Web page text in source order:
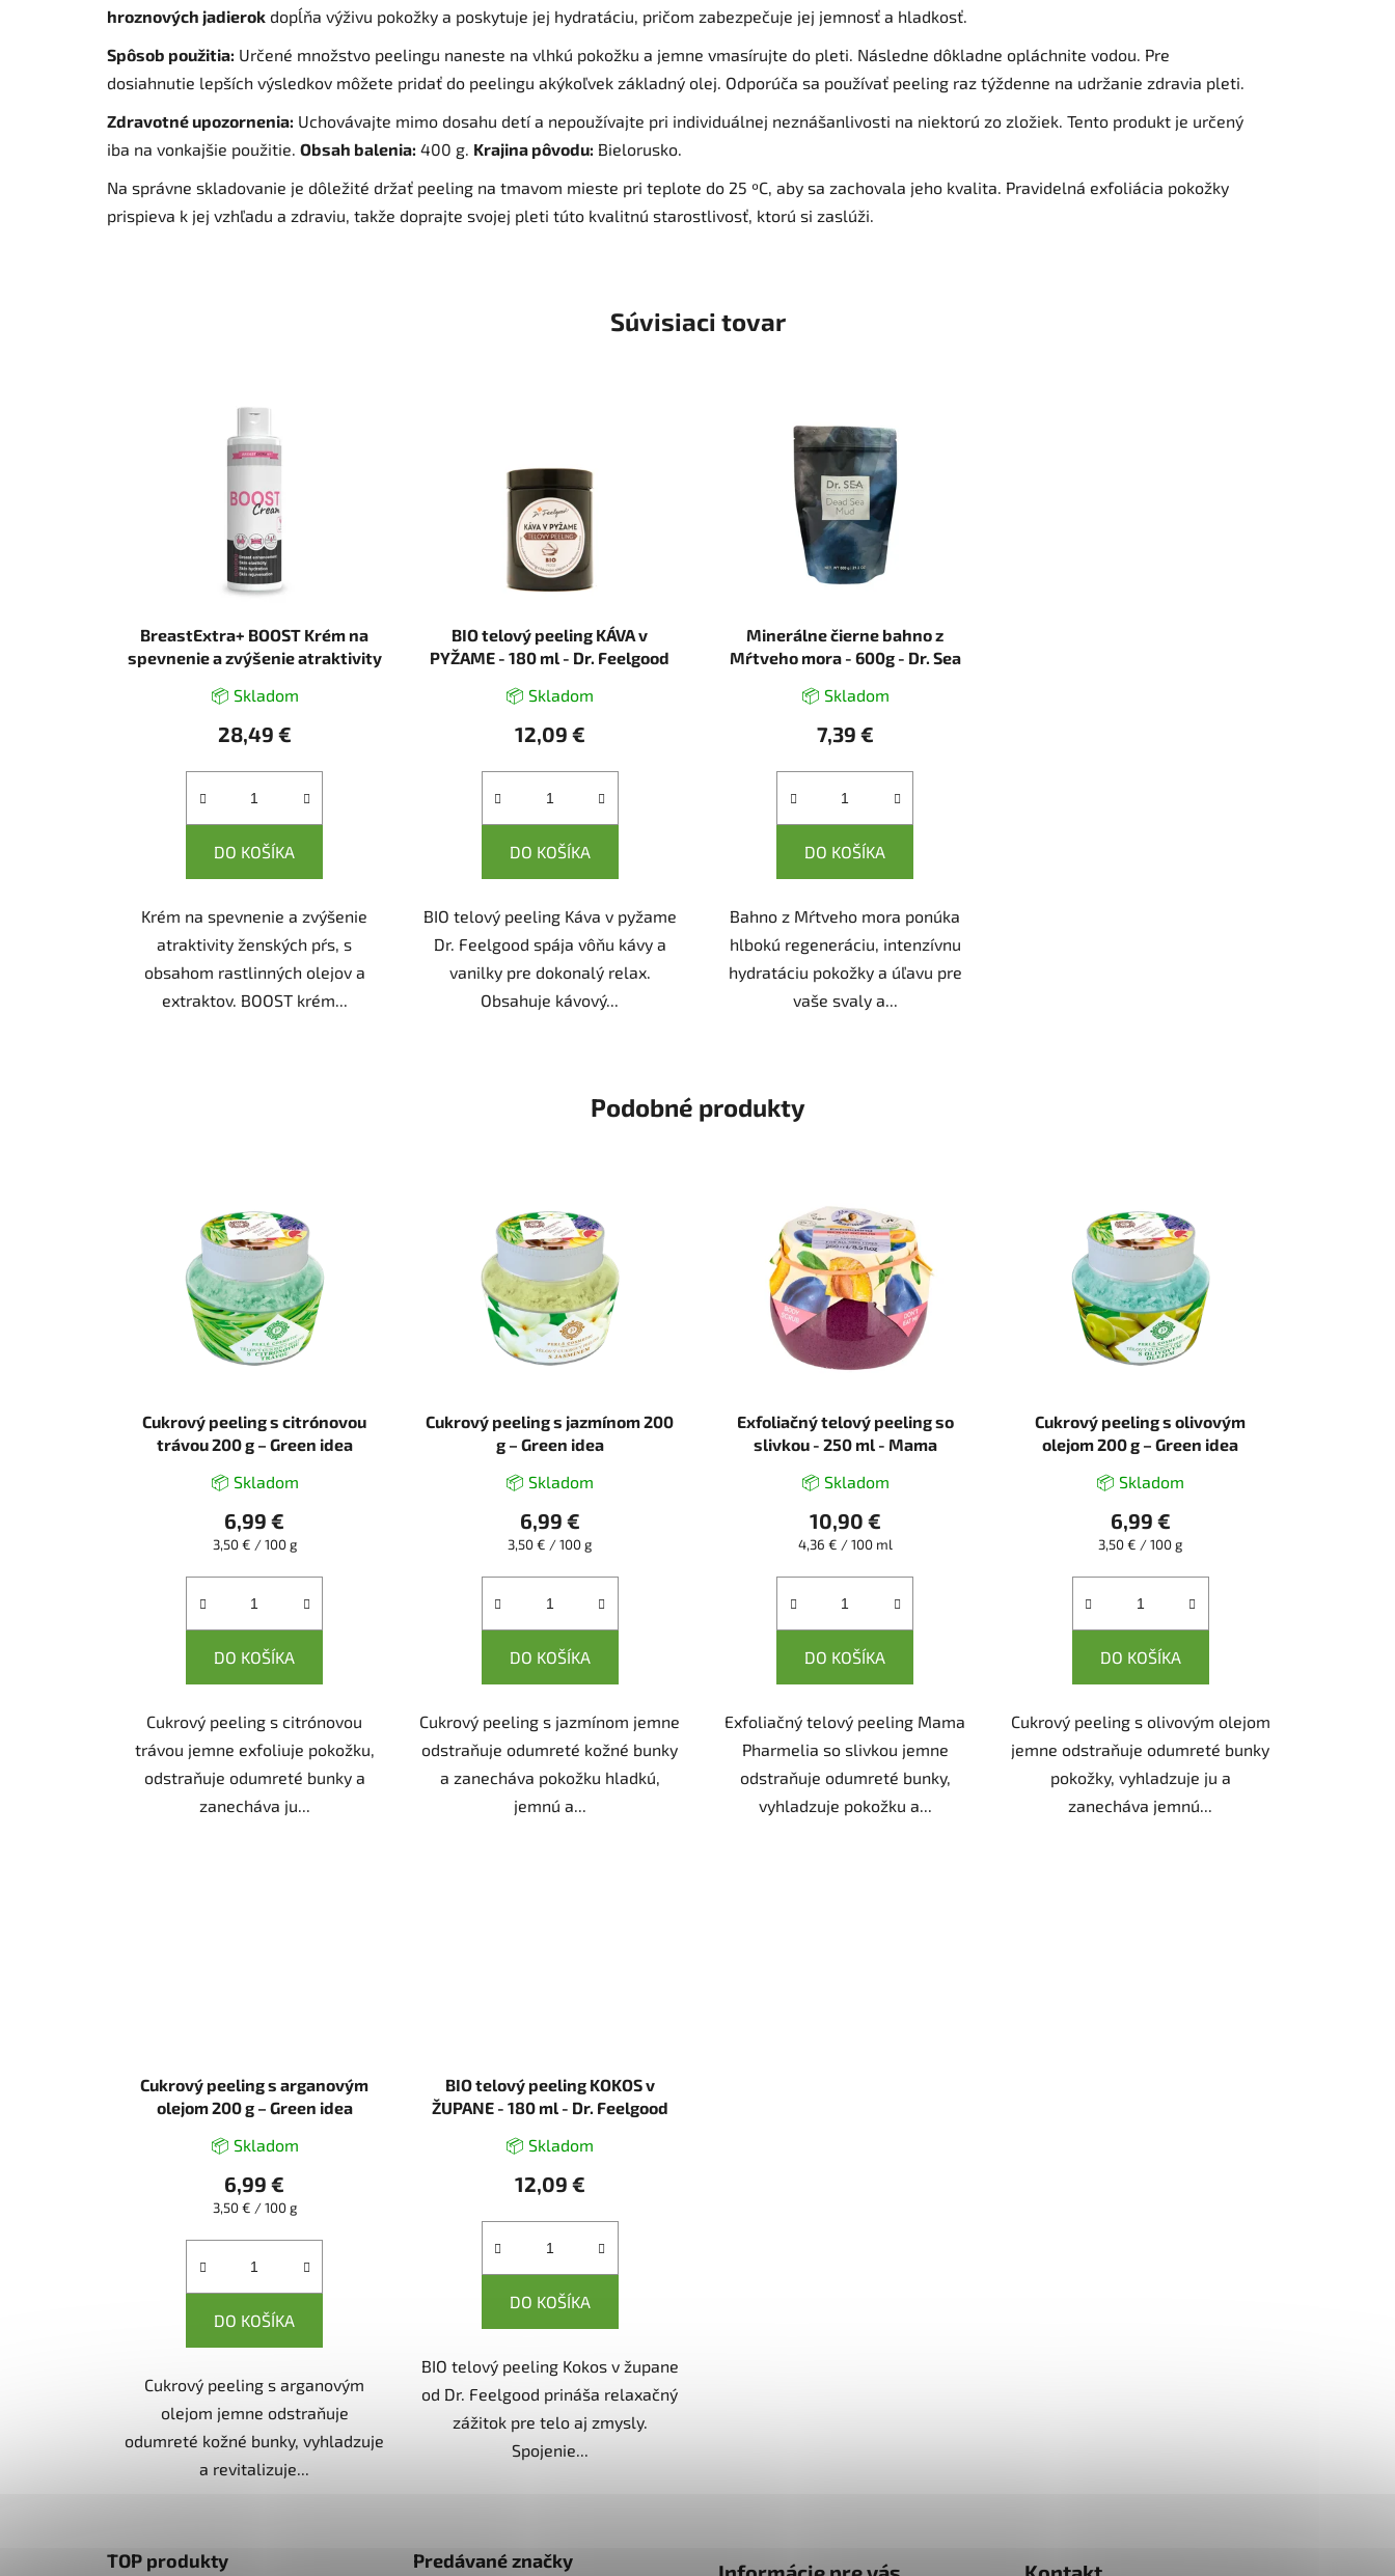
hroznových jadierok dopĺňa výživu pokožky a poskytuje jej hydratáciu, pričom zabezpečuje jej jemnosť a hladkosť.
Spôsob použitia: Určené množstvo peelingu naneste na vlhkú pokožku a jemne vmasírujte do pleti. Následne dôkladne opláchnite vodou. Pre
dosiahnutie lepších výsledkov môžete pridať do peelingu akýkoľvek základný olej. Odporúča sa používať peeling raz týždenne na udržanie zdravia pleti.
Zdravotné upozornenia: Uchovávajte mimo dosahu detí a nepoužívajte pri individuálnej neznášanlivosti na niektorú zo zložiek. Tento produkt je určený
iba na vonkajšie použitie. Obsah balenia: 400 g. Krajina pôvodu: Bielorusko.
Na správne skladovanie je dôležité držať peeling na tmavom mieste pri teplote do 25 ºC, aby sa zachovala jeho kvalita. Pravidelná exfoliácia pokožky
prispieva k jej vzhľadu a zdraviu, takže doprajte svojej pleti túto kvalitnú starostlivosť, ktorú si zaslúži.
Súvisiaci tovar
BreastExtra+ BOOST Krém na
spevnenie a zvýšenie atraktivity
📦 Skladom
28,49 €
DO KOŠÍKA
Krém na spevnenie a zvýšenie
atraktivity ženských pŕs, s
obsahom rastlinných olejov a
extraktov. BOOST krém...
BIO telový peeling KÁVA v
PYŽAME - 180 ml - Dr. Feelgood
📦 Skladom
12,09 €
DO KOŠÍKA
BIO telový peeling Káva v pyžame
Dr. Feelgood spája vôňu kávy a
vanilky pre dokonalý relax.
Obsahuje kávový...
Minerálne čierne bahno z
Mŕtveho mora - 600g - Dr. Sea
📦 Skladom
7,39 €
DO KOŠÍKA
Bahno z Mŕtveho mora ponúka
hlbokú regeneráciu, intenzívnu
hydratáciu pokožky a úľavu pre
vaše svaly a...
Podobné produkty
Cukrový peeling s citrónovou
trávou 200 g – Green idea
📦 Skladom
6,99 €
Jednotková
3,50 € / 100 g
DO KOŠÍKA
Cukrový peeling s citrónovou
trávou jemne exfoliuje pokožku,
odstraňuje odumreté bunky a
zanecháva ju...
Cukrový peeling s jazmínom 200
g – Green idea
📦 Skladom
6,99 €
Jednotková
3,50 € / 100 g
DO KOŠÍKA
Cukrový peeling s jazmínom jemne
odstraňuje odumreté kožné bunky
a zanecháva pokožku hladkú,
jemnú a...
Exfoliačný telový peeling so
slivkou - 250 ml - Mama
📦 Skladom
10,90 €
Jednotková
4,36 € / 100 ml
DO KOŠÍKA
Exfoliačný telový peeling Mama
Pharmelia so slivkou jemne
odstraňuje odumreté bunky,
vyhladzuje pokožku a...
Cukrový peeling s olivovým
olejom 200 g – Green idea
📦 Skladom
6,99 €
Jednotková
3,50 € / 100 g
DO KOŠÍKA
Cukrový peeling s olivovým olejom
jemne odstraňuje odumreté bunky
pokožky, vyhladzuje ju a
zanecháva jemnú...
Cukrový peeling s arganovým
olejom 200 g – Green idea
📦 Skladom
6,99 €
Jednotková
3,50 € / 100 g
DO KOŠÍKA
Cukrový peeling s arganovým
olejom jemne odstraňuje
odumreté kožné bunky, vyhladzuje
a revitalizuje...
BIO telový peeling KOKOS v
ŽUPANE - 180 ml - Dr. Feelgood
📦 Skladom
12,09 €
DO KOŠÍKA
BIO telový peeling Kokos v župane
od Dr. Feelgood prináša relaxačný
zážitok pre telo aj zmysly.
Spojenie...
TOP produkty Predávané značky